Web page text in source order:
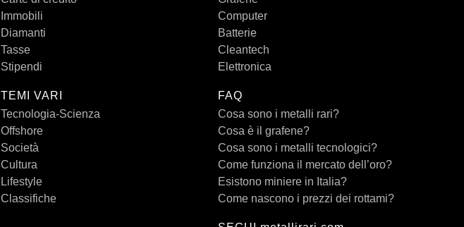
Immobili
Diamanti
Tasse
Stipendi
TEMI VARI
Tecnologia-Scienza
Offshore
Società
Cultura
Lifestyle
Classifiche
Computer
Batterie
Cleantech
Elettronica
FAQ
Cosa sono i metalli rari?
Cosa è il grafene?
Cosa sono i metalli tecnologici?
Come funziona il mercato dell’oro?
Esistono miniere in Italia?
Come nascono i prezzi dei rottami?